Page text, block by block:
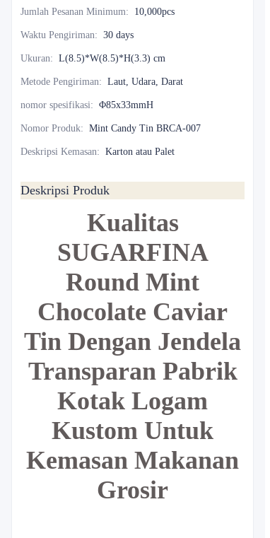
Jumlah Pesanan Minimum: 10,000pcs
Waktu Pengiriman: 30 days
Ukuran: L(8.5)*W(8.5)*H(3.3) cm
Metode Pengiriman: Laut, Udara, Darat
nomor spesifikasi: Φ85x33mmH
Nomor Produk: Mint Candy Tin BRCA-007
Deskripsi Kemasan: Karton atau Palet
Deskripsi Produk
Kualitas
SUGARFINA
Round Mint
Chocolate Caviar
Tin Dengan Jendela
Transparan Pabrik
Kotak Logam
Kustom Untuk
Kemasan Makanan
Grosir